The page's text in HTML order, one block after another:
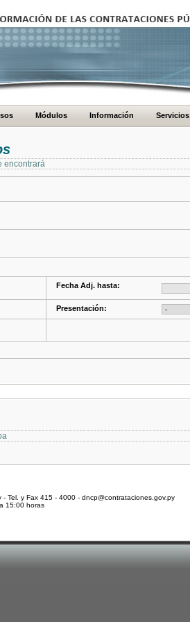
Módulos Información Servicios
encontrará
Fecha Adj. hasta:
Presentación:
Tel. y Fax 415 - 4000 - dncp@contrataciones.gov.py
15:00 horas